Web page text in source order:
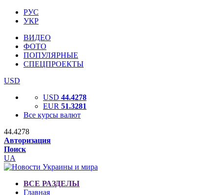
РУС
УКР
ВИДЕО
ФОТО
ПОПУЛЯРНЫЕ
СПЕЦПРОЕКТЫ
USD
USD 44.4278
EUR 51.3281
Все курсы валют
44.4278
Авторизация
Поиск
UA
ВСЕ РАЗДЕЛЫ
Главная